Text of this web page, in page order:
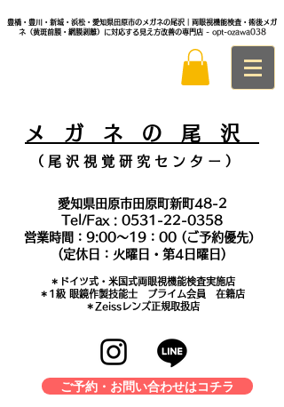
豊橋・豊川・新城・浜松・愛知県田原市のメガネの尾沢｜両眼視機能検査・術後メガ
ネ（黄斑前膜・網膜剥離）に対応する見え方改善の専門店 - opt-ozawa038
メ ガ ネ の 尾 沢
（ 尾 沢 視 覚 研 究 セ ン タ ー ）
愛知県田原市田原町新町48-2
Tel/Fax : 0531-22-0358
営業時間：9:00～19：00 (ご予約優先）
(定休日：火曜日・第4日曜日)
＊​ドイツ式・米国式両眼視機能検査実施店
​＊1級 眼鏡作製技能士 プライム会員 在籍店
＊Zeissレンズ正規取扱店
ご予約・お問い合わせはコチラ